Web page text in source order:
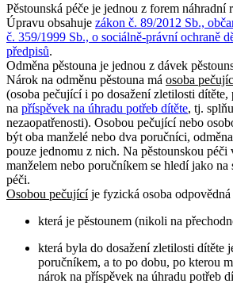
Pěstounská péče je jednou z forem náhradní
Úpravu obsahuje zákon č. 89/2012 Sb.,
č. 359/1999 Sb., o sociálně-právní ochraně
předpisů.
Odměna pěstouna je jednou z dávek
Nárok na odměnu pěstouna má osoba
(osoba pečující i po dosažení zletilosti
na příspěvek na úhradu potřeb dítěte, tj.
nezaopatřenosti). Osobou pečující nebo
být oba manželé nebo dva poručníci,
pouze jednomu z nich. Na pěstounskou
manželem nebo poručníkem se hledí jako na
péči.
Osobou pečujícíje fyzická osoba
která je pěstounem (nikoli na
která byla do dosažení zletilosti dítěte
poručníkem, a to po dobu, po kterou
nárok na příspěvek na úhradu potřeb